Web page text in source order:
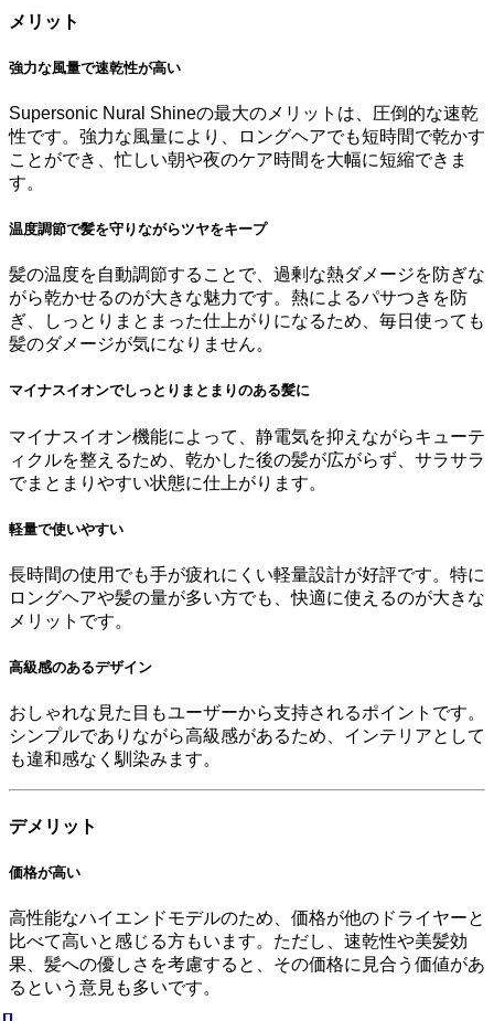
メリット
強力な風量で速乾性が高い
Supersonic Nural Shineの最大のメリットは、圧倒的な速乾
性です。強力な風量により、ロングヘアでも短時間で乾かす
ことができ、忙しい朝や夜のケア時間を大幅に短縮できま
す。
温度調節で髪を守りながらツヤをキープ
髪の温度を自動調節することで、過剰な熱ダメージを防ぎな
がら乾かせるのが大きな魅力です。熱によるパサつきを防
ぎ、しっとりまとまった仕上がりになるため、毎日使っても
髪のダメージが気になりません。
マイナスイオンでしっとりまとまりのある髪に
マイナスイオン機能によって、静電気を抑えながらキューテ
ィクルを整えるため、乾かした後の髪が広がらず、サラサラ
でまとまりやすい状態に仕上がります。
軽量で使いやすい
長時間の使用でも手が疲れにくい軽量設計が好評です。特に
ロングヘアや髪の量が多い方でも、快適に使えるのが大きな
メリットです。
高級感のあるデザイン
おしゃれな見た目もユーザーから支持されるポイントです。
シンプルでありながら高級感があるため、インテリアとして
も違和感なく馴染みます。
デメリット
価格が高い
高性能なハイエンドモデルのため、価格が他のドライヤーと
比べて高いと感じる方もいます。ただし、速乾性や美髪効
果、髪への優しさを考慮すると、その価格に見合う価値があ
るという意見も多いです。